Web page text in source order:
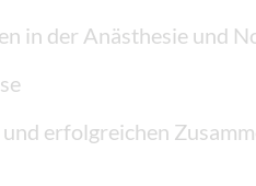
in der Anästhesie und
erfolgreichen